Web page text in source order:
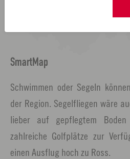
SmartMap
Schwimmen oder Segeln
der Region. Segelfliegen wäre
lieber auf gepflegtem
zahlreiche Golfplätze zur
einen Ausflug hoch zu Ross.